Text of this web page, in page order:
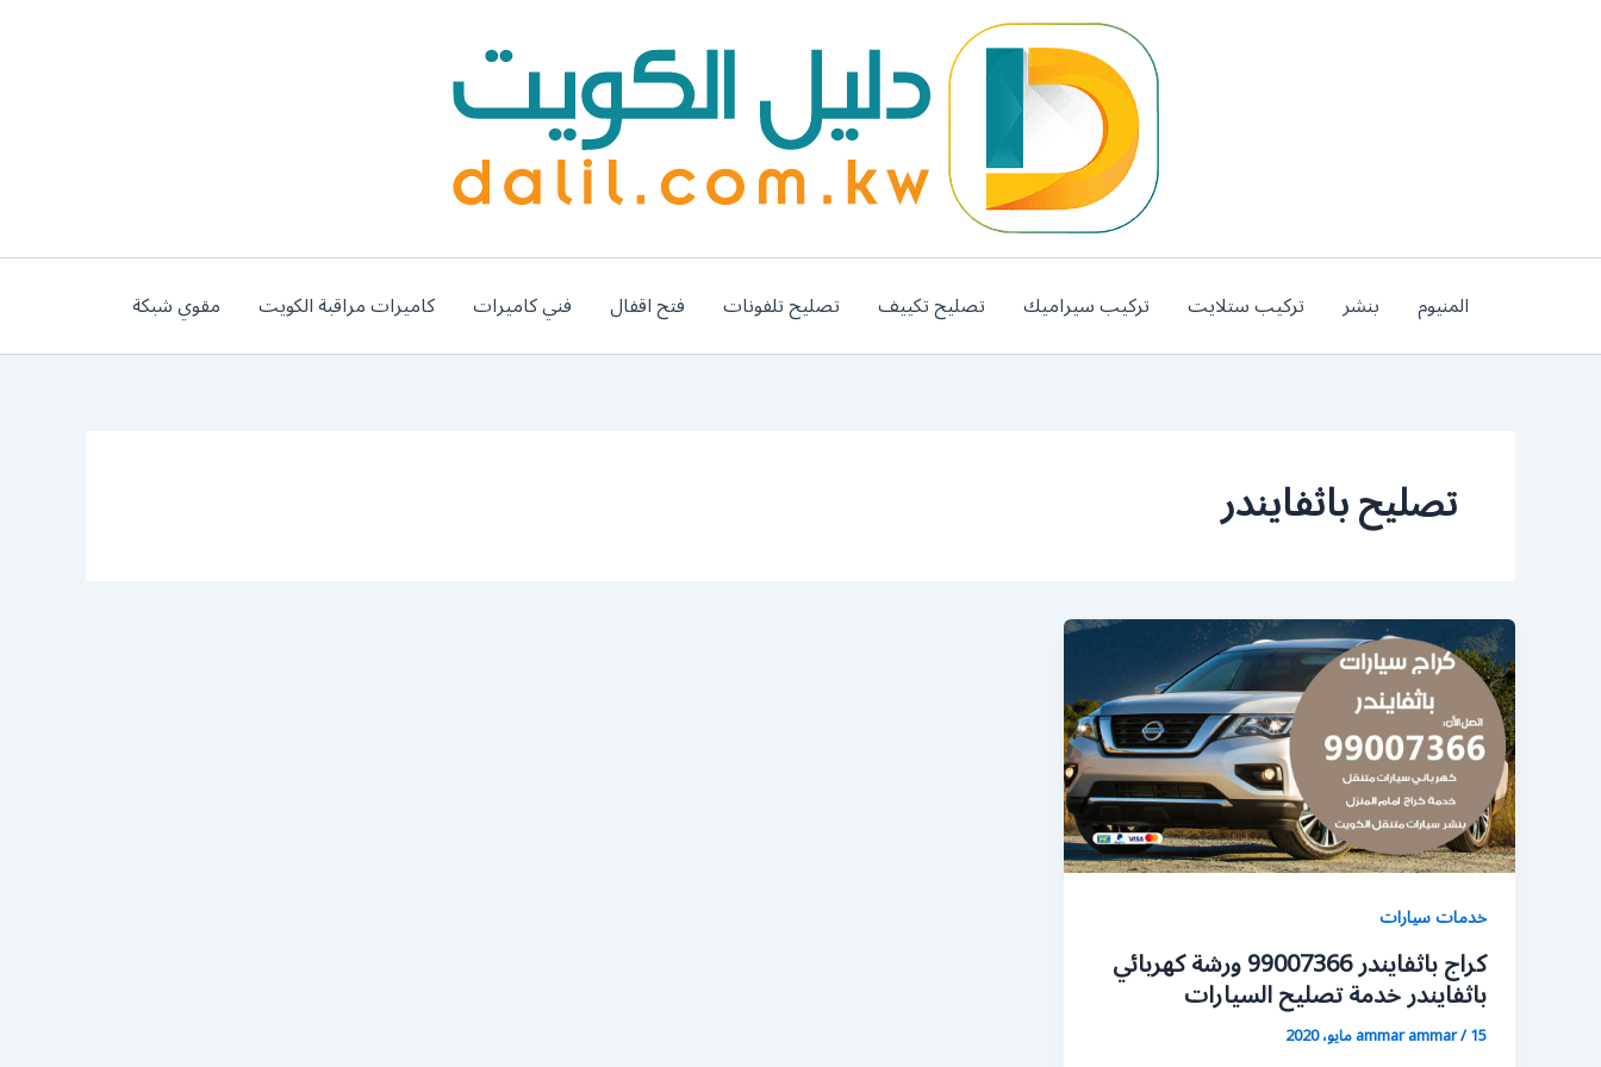
المنيوم بنشر تركيب ستلايت تركيب سيراميك تصليح تكييف تصليح تلفونات فتح اقفال فني كاميرات كاميرات مراقبة الكويت مقوي شبكة
تصليح باثفايندر
خدمات سيارات
كراج باثفايندر 99007366 ورشة كهربائي
باثفايندر خدمة تصليح السيارات
ammar ammar/15 مايو، 2020